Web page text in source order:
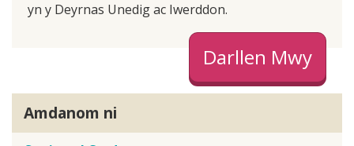
yn y Deyrnas Unedig ac Iwerddon.
Darllen Mwy
Amdanom ni